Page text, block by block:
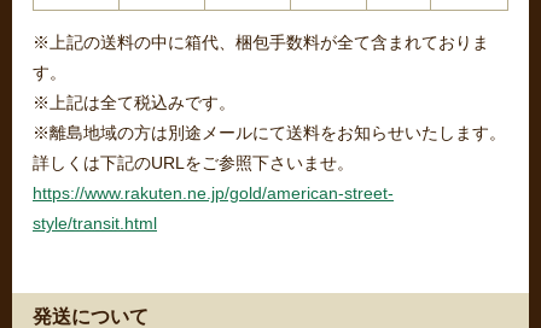
※上記の送料の中に箱代、梱包手数料が全て含まれておりま
す。
※上記は全て税込みです。
※離島地域の方は別途メールにて送料をお知らせいたします。
詳しくは下記のURLをご参照下さいませ。
https://www.rakuten.ne.jp/gold/american-street-
style/transit.html
発送について